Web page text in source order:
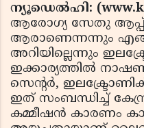
ന്യൂഡെല്‍ഹി:
ആരോഗ്യ സേതു ആപ്പ്
ആരാണെന്നന്നും
അറിയില്ലെന്നും
ഇക്കാര്യത്തില്‍
സെന്റര്‍,
ഇത് സംബന്ധിച്ച്
കമ്മീഷന്‍ കാരണം